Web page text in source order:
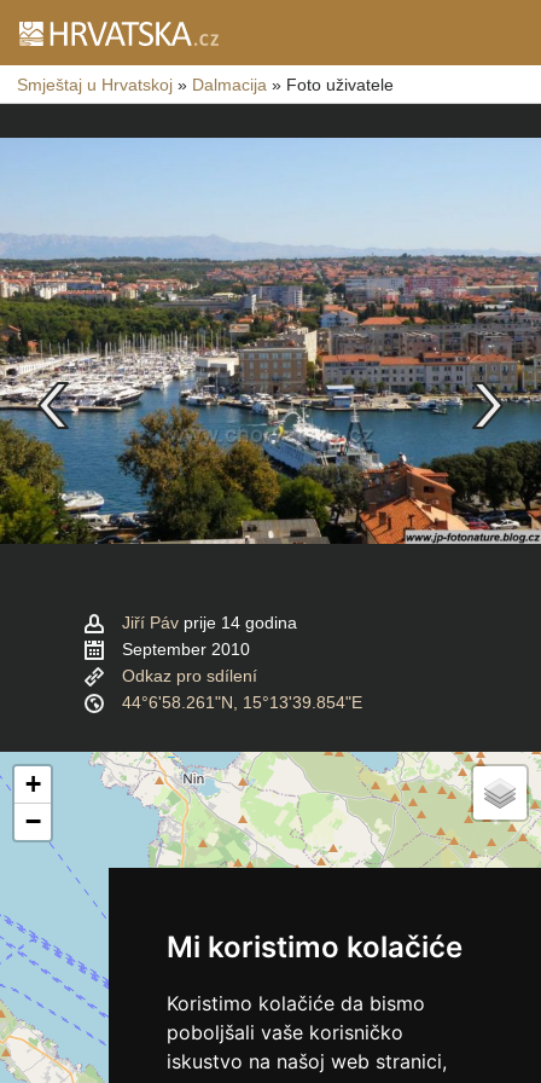
Mi koristimo kolačiće
Koristimo kolačiće da bismo
poboljšali vaše korisničko
iskustvo na našoj web stranici,
Smještaj u Hrvatskoj » Dalmacija » Foto uživatele
Jiří Páv prije 14 godina
September 2010
Odkaz pro sdílení
44°6'58.261"N, 15°13'39.854"E
+
−